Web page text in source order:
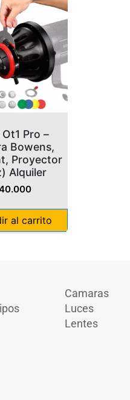
Pro –
Bowens,
Proyector
Alquiler
al carrito
Camaras
Luces
Lentes